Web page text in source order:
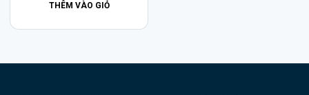
THÊM VÀO GIỎ